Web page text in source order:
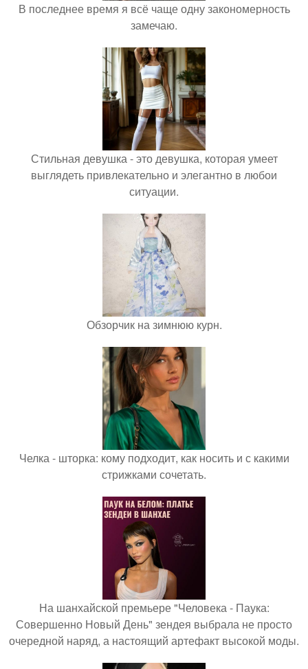
В последнее время я всё чаще одну закономерность
замечаю.
Стильная девушка - это девушка, которая умеет
выглядеть привлекательно и элегантно в любои
ситуации.
Обзорчик на зимнюю курн.
Челка - шторка: кому подходит, как носить и с какими
стрижками сочетать.
На шанхайской премьере "Человека - Паука:
Совершенно Новый День" зендея выбрала не просто
очередной наряд, а настоящий артефакт высокой моды.